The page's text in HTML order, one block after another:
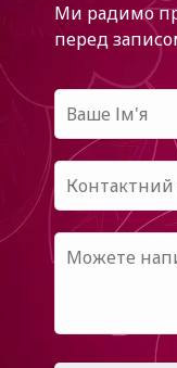
Ми радимо
перед